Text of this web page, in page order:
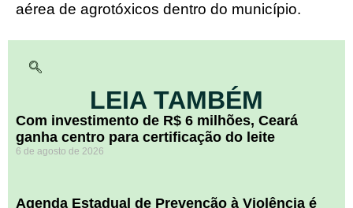
aérea de agrotóxicos dentro do município.
LEIA TAMBÉM
Com investimento de R$ 6 milhões, Ceará
ganha centro para certificação do leite
6 de agosto de 2026
Agenda Estadual de Prevenção à Violência é